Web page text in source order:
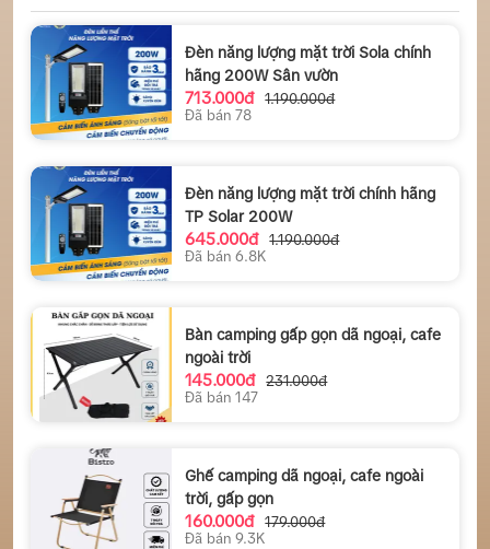
Đèn năng lượng mặt trời Sola chính
hãng 200W Sân vườn
713.000đ
1.190.000đ
Đã bán 78
Đèn năng lượng mặt trời chính hãng
TP Solar 200W
645.000đ
1.190.000đ
Đã bán 6.8K
Bàn camping gấp gọn dã ngoại, cafe
ngoài trời
145.000đ
231.000đ
Đã bán 147
Ghế camping dã ngoại, cafe ngoài
trời, gấp gọn
160.000đ
179.000đ
Đã bán 9.3K